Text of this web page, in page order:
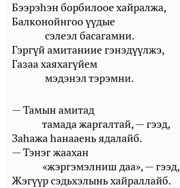
Бээрэhэн борбилоое хайралжа,
Балконойнгоо үүдые
сэлеэл басагамни.
Гэргүй амитаниие гэнэдүүлжэ,
Газаа хаяхагүйем
мэдэнэл тэрэмни.
— Тамын амитад
тамада жаргалтай, — гээд,
Заhажа hанааень ядалайб.
— Тэнэг жаахан
«жэргэмэлниш даа», — гээд,
Жэгүүр сэдьхэлынь хайраллайб.